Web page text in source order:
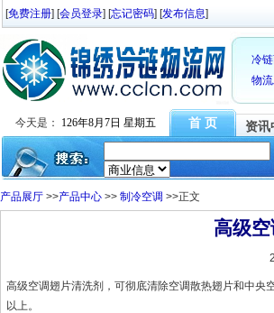
[免费注册] [会员登录] [忘记密码] [发布信息]
冷
物
今天是： 126年8月7日 星期五 首 页 资讯
产品展厅 >>产品中心 >> 制冷空调 >>正文
高级
高级空调翅片清洗剂，可彻底清除空调散热翅片和中
以上。